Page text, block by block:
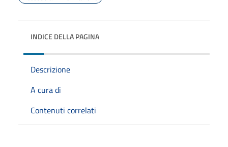
INDICE DELLA PAGINA
Descrizione
A cura di
Contenuti correlati